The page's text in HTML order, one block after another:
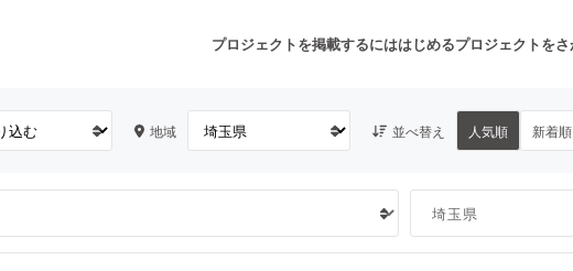
プロジェクトを掲載するにははじめるプロジェクトを
人気のプロジェクト注目のリターン注目の新着プロジェクト募集終了が近いプ
地域 並べ替え 人気順 新着順